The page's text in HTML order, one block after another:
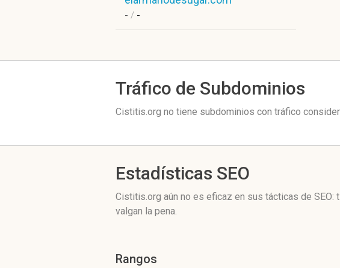
- / -
Tráfico de Subdominios
Cistitis.org no tiene subdominios con tráfico
Estadísticas SEO
Cistitis.org aún no es eficaz en sus tácticas de
valgan la pena.
Rangos